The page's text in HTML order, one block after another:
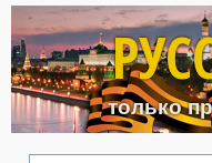
только